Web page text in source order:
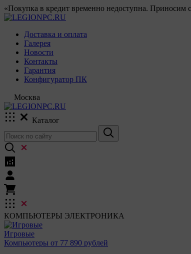
«Покупка в кредит временно недоступна. Приносим
Доставка и оплата
Галерея
Новости
Контакты
Гарантия
Конфигуратор ПК
Москва
Каталог
КОМПЬЮТЕРЫ ЭЛЕКТРОНИКА
Игровые
Компьютеры от 77 890 рублей